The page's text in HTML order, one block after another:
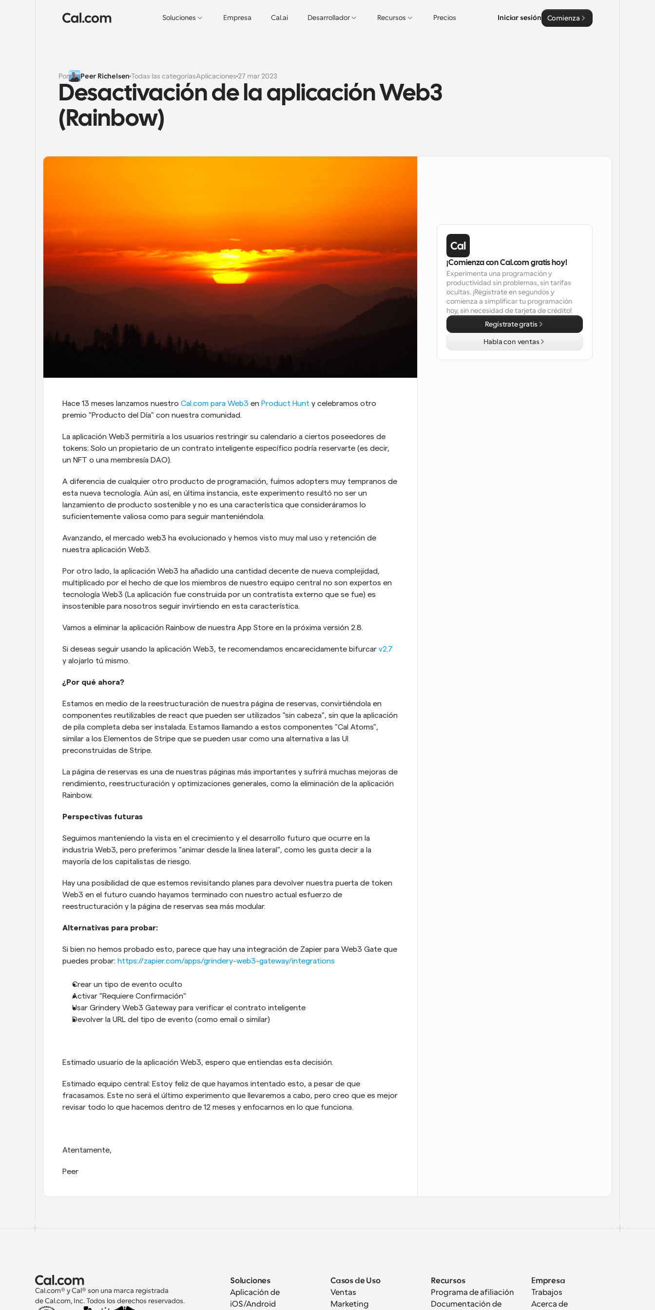
Soluciones Empresa Cal.ai Desarrollador Recursos Precios Iniciar sesión Comienza
Por Peer RichelsenTodas las categoríasAplicaciones 27 mar 2023
Desactivación de la aplicación Web3
(Rainbow)
Hace 13 meses lanzamos nuestro Cal.com para Web3 en Product Hunt y celebramos otro
premio "Producto del Día" con nuestra comunidad.
La aplicación Web3 permitiría a los usuarios restringir su calendario a ciertos poseedores de
tokens: Solo un propietario de un contrato inteligente específico podría reservarte (es decir,
un NFT o una membresía DAO).
A diferencia de cualquier otro producto de programación, fuimos adopters muy tempranos de
esta nueva tecnología. Aún así, en última instancia, este experimento resultó no ser un
lanzamiento de producto sostenible y no es una característica que consideráramos lo
suficientemente valiosa como para seguir manteniéndola.
Avanzando, el mercado web3 ha evolucionado y hemos visto muy mal uso y retención de
nuestra aplicación Web3.
Por otro lado, la aplicación Web3 ha añadido una cantidad decente de nueva complejidad,
multiplicado por el hecho de que los miembros de nuestro equipo central no son expertos en
tecnología Web3 (La aplicación fue construida por un contratista externo que se fue) es
insostenible para nosotros seguir invirtiendo en esta característica.
Vamos a eliminar la aplicación Rainbow de nuestra App Store en la próxima versión 2.8.
Si deseas seguir usando la aplicación Web3, te recomendamos encarecidamente bifurcar v2.7
y alojarlo tú mismo.
¿Por qué ahora?
Estamos en medio de la reestructuración de nuestra página de reservas, convirtiéndola en
componentes reutilizables de react que pueden ser utilizados "sin cabeza", sin que la aplicación
de pila completa deba ser instalada. Estamos llamando a estos componentes "Cal Atoms",
similar a los Elementos de Stripe que se pueden usar como una alternativa a las UI
preconstruidas de Stripe.
La página de reservas es una de nuestras páginas más importantes y sufrirá muchas mejoras de
rendimiento, reestructuración y optimizaciones generales, como la eliminación de la aplicación
Rainbow.
Perspectivas futuras
Seguimos manteniendo la vista en el crecimiento y el desarrollo futuro que ocurre en la
industria Web3, pero preferimos "animar desde la línea lateral", como les gusta decir a la
mayoría de los capitalistas de riesgo.
Hay una posibilidad de que estemos revisitando planes para devolver nuestra puerta de token
Web3 en el futuro cuando hayamos terminado con nuestro actual esfuerzo de
reestructuración y la página de reservas sea más modular.
Alternativas para probar:
Si bien no hemos probado esto, parece que hay una integración de Zapier para Web3 Gate que
puedes probar: https://zapier.com/apps/grindery-web3-gateway/integrations
Crear un tipo de evento oculto
Activar "Requiere Confirmación"
Usar Grindery Web3 Gateway para verificar el contrato inteligente
Devolver la URL del tipo de evento (como email o similar)
Estimado usuario de la aplicación Web3, espero que entiendas esta decisión.
Estimado equipo central: Estoy feliz de que hayamos intentado esto, a pesar de que
fracasamos. Este no será el último experimento que llevaremos a cabo, pero creo que es mejor
revisar todo lo que hacemos dentro de 12 meses y enfocarnos en lo que funciona.
Atentamente,
Peer
¡Comienza con Cal.com gratis hoy!
Experimenta una programación y
productividad sin problemas, sin tarifas
ocultas. ¡Regístrate en segundos y
comienza a simplificar tu programación
hoy, sin necesidad de tarjeta de crédito!
Regístrate gratis
Habla con ventas
Cal.com® y Cal® son una marca registrada
de Cal.com, Inc. Todos los derechos reservados.
Soluciones
Aplicación de
iOS/Android
Casos de Uso
Ventas
Marketing
Recursos
Programa de afiliación
Documentación de
Empresa
Trabajos
Acerca de